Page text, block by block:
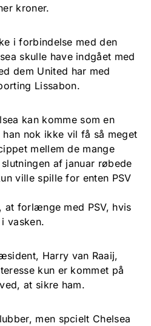
kroner.
i forbindelse med den
skulle have indgået med
dem United har med
Lissabon.
kan komme som en
nok ikke vil få så meget
mellem de mange
af januar røbede
ville spille for enten PSV
forlænge med PSV, hvis
vasken.
Harry van Raaij,
kun er kommet på
at sikre ham.
men spcielt Chelsea